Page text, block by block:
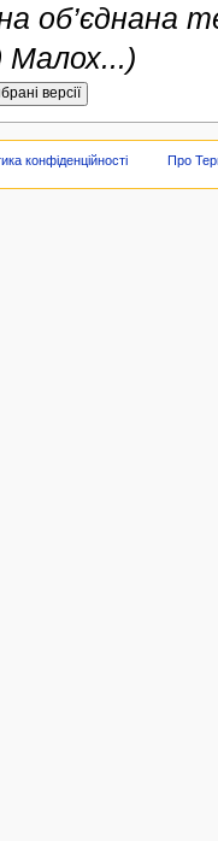
об’єднана
Малох...)
конфіденційності Про